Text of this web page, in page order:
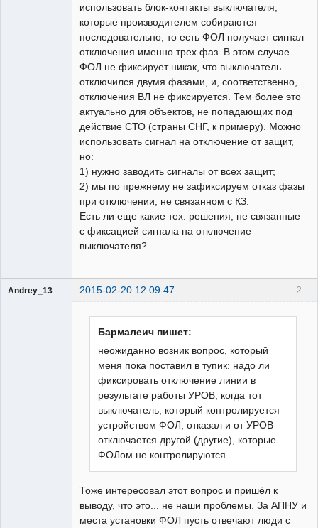
использовать блок-контакты выключателя,
которые производителем собираются
последовательно, то есть ФОЛ получает сигнал
отключения именно трех фаз. В этом случае
ФОЛ не фиксирует никак, что выключатель
отключился двумя фазами, и, соответственно,
отключения ВЛ не фиксируется. Тем более это
актуально для объектов, не попадающих под
действие СТО (страны СНГ, к примеру). Можно
использовать сигнал на отключение от защит,
но:
1) нужно заводить сигналы от всех защит;
2) мы по прежнему не зафиксируем отказ фазы
при отключении, не связанном с КЗ.
Есть ли еще какие тех. решения, не связанные
с фиксацией сигнала на отключение
выключателя?
2
Andrey_13 2015-02-20 12:09:47
Бармалеич пишет:
неожиданно возник вопрос, который
меня пока поставил в тупик: надо ли
фиксировать отключение линии в
результате работы УРОВ, когда тот
выключатель, который контролируется
устройством ФОЛ, отказал и от УРОВ
отключается другой (другие), которые
ФОЛом не контролируются.
Тоже интересовал этот вопрос и пришёл к
выводу, что это... не наши проблемы. За АПНУ и
места установки ФОЛ пусть отвечают люди с